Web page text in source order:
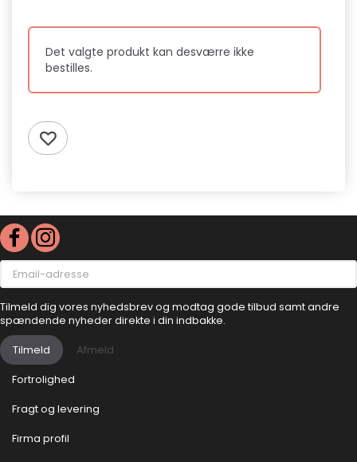
Det valgte produkt kan desværre ikke
bestilles.
Email-
adresse
Tilmeld dig vores nyhedsbrev og modtag gode tilbud samt andre
spændende nyheder direkte i din indbakke.
Tilmeld Afmeld
Fortrolighed
Fragt og levering
Firma profil